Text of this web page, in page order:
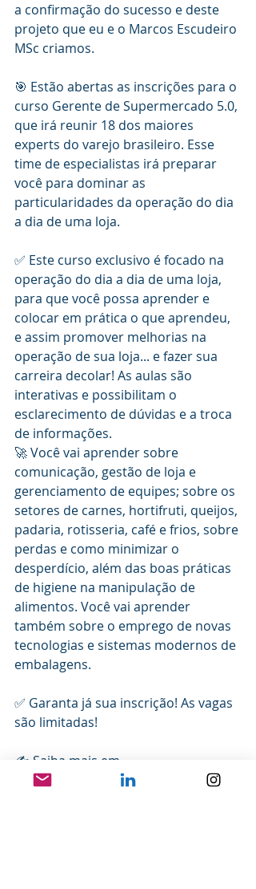
a confirmação do sucesso e deste
projeto que eu e o Marcos Escudeiro
MSc criamos.
🎯 Estão abertas as inscrições para o
curso Gerente de Supermercado 5.0,
que irá reunir 18 dos maiores
experts do varejo brasileiro. Esse
time de especialistas irá preparar
você para dominar as
particularidades da operação do dia
a dia de uma loja.
✅ Este curso exclusivo é focado na
operação do dia a dia de uma loja,
para que você possa aprender e
colocar em prática o que aprendeu,
e assim promover melhorias na
operação de sua loja... e fazer sua
carreira decolar! As aulas são
interativas e possibilitam o
esclarecimento de dúvidas e a troca
de informações.
🚀 Você vai aprender sobre
comunicação, gestão de loja e
gerenciamento de equipes; sobre os
setores de carnes, hortifruti, queijos,
padaria, rotisseria, café e frios, sobre
perdas e como minimizar o
desperdício, além das boas práticas
de higiene na manipulação de
alimentos. Você vai aprender
também sobre o emprego de novas
tecnologias e sistemas modernos de
embalagens.
✅ Garanta já sua inscrição! As vagas
são limitadas!
✍️ Saiba mais em
www.sympla.com.br, pelo e-mail